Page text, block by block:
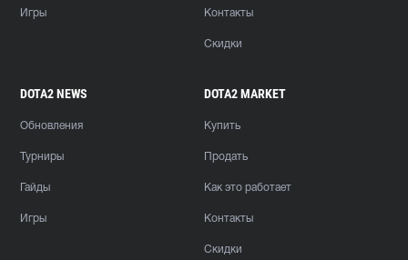
Игры Контакты
Скидки
DOTA2 NEWS
Обновления
Турниры
Гайды
Игры
DOTA2 MARKET
Купить
Продать
Как это работает
Контакты
Скидки